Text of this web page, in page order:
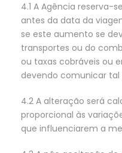
4.1 A Agência reserva-
antes da data da
se este aumento se
transportes ou do
ou taxas cobráveis ou
devendo comunicar
4.2 A alteração será
proporcional às
que influenciarem a